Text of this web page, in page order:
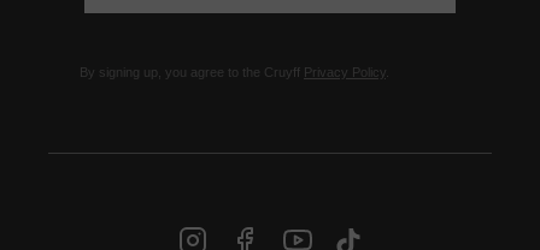
By signing up, you agree to the Cruyff Privacy Policy